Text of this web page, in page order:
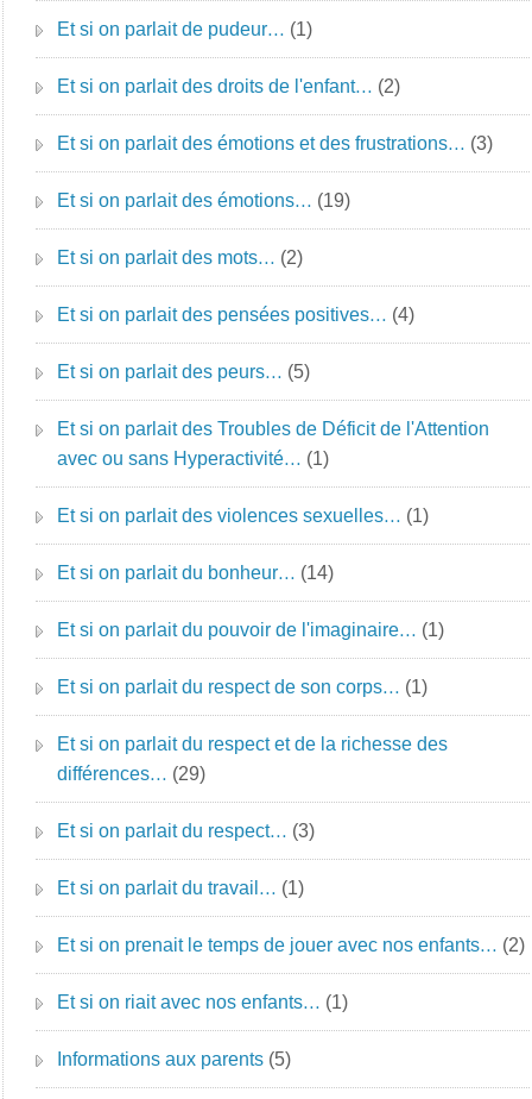
Et si on parlait de pudeur… (1)
Et si on parlait des droits de l'enfant… (2)
Et si on parlait des émotions et des frustrations… (3)
Et si on parlait des émotions… (19)
Et si on parlait des mots… (2)
Et si on parlait des pensées positives… (4)
Et si on parlait des peurs… (5)
Et si on parlait des Troubles de Déficit de l'Attention
avec ou sans Hyperactivité… (1)
Et si on parlait des violences sexuelles… (1)
Et si on parlait du bonheur… (14)
Et si on parlait du pouvoir de l'imaginaire… (1)
Et si on parlait du respect de son corps… (1)
Et si on parlait du respect et de la richesse des
différences… (29)
Et si on parlait du respect… (3)
Et si on parlait du travail… (1)
Et si on prenait le temps de jouer avec nos enfants… (2)
Et si on riait avec nos enfants… (1)
Informations aux parents (5)